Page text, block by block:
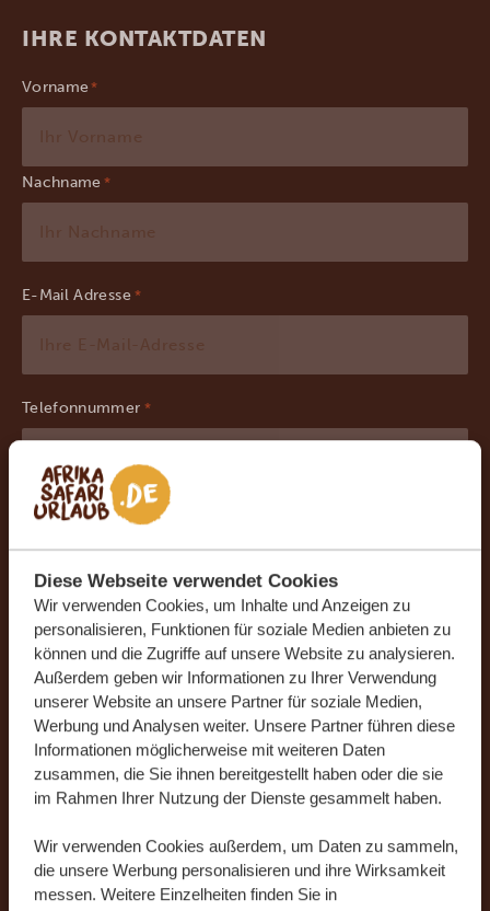
Diese Webseite verwendet Cookies
Wir verwenden Cookies, um Inhalte und Anzeigen zu
personalisieren, Funktionen für soziale Medien anbieten zu
können und die Zugriffe auf unsere Website zu analysieren.
Außerdem geben wir Informationen zu Ihrer Verwendung
unserer Website an unsere Partner für soziale Medien,
Werbung und Analysen weiter. Unsere Partner führen diese
Informationen möglicherweise mit weiteren Daten
zusammen, die Sie ihnen bereitgestellt haben oder die sie
im Rahmen Ihrer Nutzung der Dienste gesammelt haben.
Wir verwenden Cookies außerdem, um Daten zu sammeln,
die unsere Werbung personalisieren und ihre Wirksamkeit
messen. Weitere Einzelheiten finden Sie in
IHRE KONTAKTDATEN
Vorname
Nachname
E-Mail Adresse *
Telefonnummer *
Deutschland
+49
Land *
Ich möchte den Newsletter mit Reise-News
und Inspirationen für meinen nächsten
unvergesslichen Urlaub erhalten.
Durch die Übermittlung Ihrer Daten stimmen Sie zu, dass
unser Team Sie gemäß unsererDatenschutzerklärung